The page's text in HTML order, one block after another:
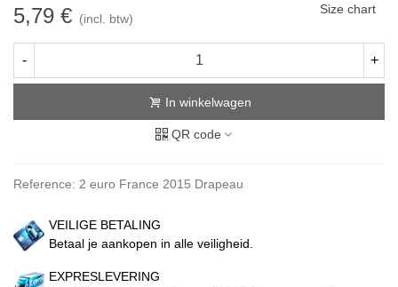
5,79 € (incl. btw)
Size chart
- +
In winkelwagen
QR code
Reference: 2 euro France 2015 Drapeau
VEILIGE BETALING
Betaal je aankopen in alle veiligheid.
EXPRESLEVERING